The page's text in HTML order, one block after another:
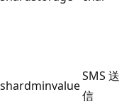
shardminvalue
SMS 送
信